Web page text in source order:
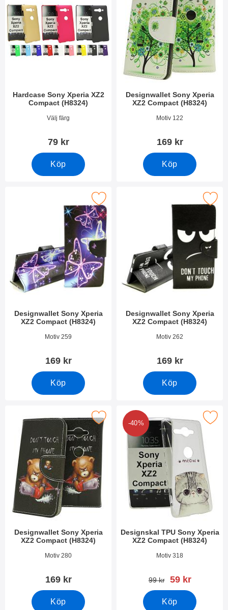
Hardcase Sony Xperia XZ2
Compact (H8324)
Art. nr 26160Välj färg
79 kr
Köp
Designwallet Sony Xperia
XZ2 Compact (H8324)
Art. nr 26408Motiv 122
169 kr
Köp
Designwallet Sony Xperia
XZ2 Compact (H8324)
Art. nr 26402Motiv 259
169 kr
Köp
designwallet Sony Xperia XZ2 Compact (H8324) som favorit
Designwallet Sony Xperia
XZ2 Compact (H8324)
Art. nr 26401Motiv 262
169 kr
Köp
Makera designwallet Sony Xperia
Designwallet Sony Xperia
XZ2 Compact (H8324)
Art. nr 26356Motiv 280
169 kr
Köp
designwallet Sony Xperia XZ2 Compact (H8324) som favorit
-40%
Designskal TPU Sony Xperia
XZ2 Compact (H8324)
Art. nr 26311Motiv 318
tidigare pris
99 kr rea pris
59 kr
Köp
Makera designskal TPU Sony Xperia